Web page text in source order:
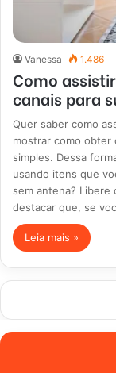
Vanessa 1.486
Como
canais para
Quer saber como
mostrar como obter
simples. Dessa
usando itens que
sem antena? Libere
destacar que, se
Leia mais »